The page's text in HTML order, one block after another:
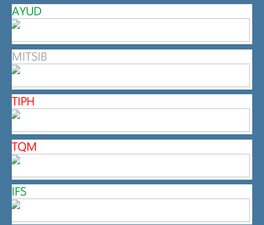
AYUD
MITSIB
TIPH
TQM
IFS